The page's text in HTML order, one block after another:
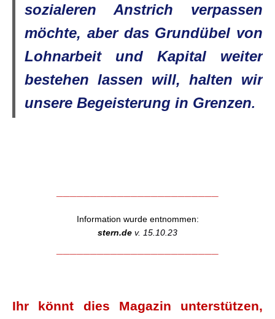
sozialeren Anstrich verpassen
möchte, aber das Grundübel von
Lohnarbeit und Kapital weiter
bestehen lassen will, halten wir
unsere Begeisterung in Grenzen.
Information wurde entnommen:
stern.de v. 15.10.23
Ihr könnt dies Magazin unterstützen,